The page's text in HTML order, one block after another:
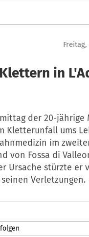
Freitag,
in
der 20-jährige
Kletterunfall ums
im
von Fossa di
Ursache stürzte er
Verletzungen.